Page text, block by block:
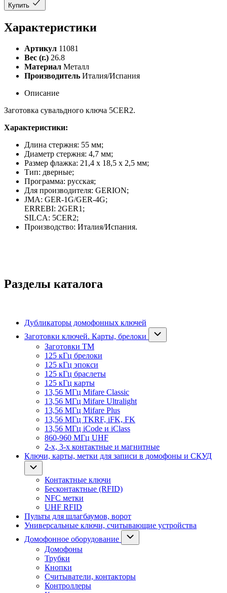
Купить
Характеристики
Артикул 11081
Вес (г.) 26.8
Материал Металл
Производитель Италия/Испания
Описание
Заготовка сувальдного ключа 5CER2.
Характеристики:
Длина стержня: 55 мм;
Диаметр стержня: 4,7 мм;
Размер флажка: 21,4 х 18,5 х 2,5 мм;
Тип: дверные;
Программа: русская;
Для производителя: GERION;
JMA: GER-1G/GER-4G;
ERREBI: 2GER1;
SILCA: 5CER2;
Производство: Италия/Испания.
Разделы каталога
Дубликаторы домофонных ключей
Заготовки ключей. Карты, брелоки
Заготовки ТМ
125 кГц брелоки
125 кГц эпокси
125 кГц браслеты
125 кГц карты
13,56 МГц Mifare Classic
13,56 МГц Mifare Ultralight
13,56 МГц Mifare Plus
13,56 МГц TKRF, iFK, FK
13,56 МГц iCode и iClass
860-960 МГц UHF
2-х, 3-х контактные и магнитные
Ключи, карты, метки для записи в домофоны и СКУД
Контактные ключи
Бесконтактные (RFID)
NFC метки
UHF RFID
Пульты для шлагбаумов, ворот
Универсальные ключи, считывающие устройства
Домофонное оборудование
Домофоны
Трубки
Кнопки
Считыватели, контакторы
Контроллеры